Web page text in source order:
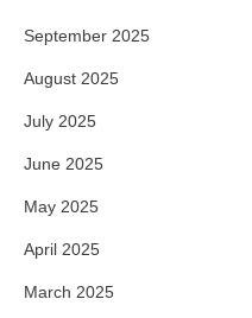
September 2025
August 2025
July 2025
June 2025
May 2025
April 2025
March 2025